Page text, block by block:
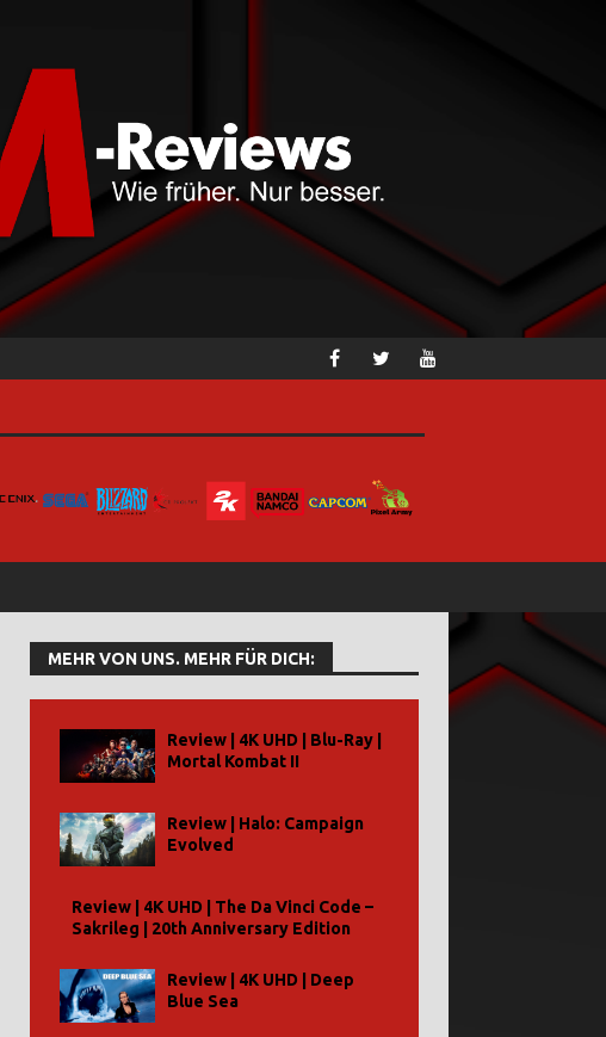
MEHR VON UNS. MEHR FÜR DICH:
Review | 4K UHD | Blu-Ray |
Mortal Kombat II
Review | Halo: Campaign
Evolved
Review | 4K UHD | The Da Vinci Code –
Sakrileg | 20th Anniversary Edition
Review | 4K UHD | Deep
Blue Sea